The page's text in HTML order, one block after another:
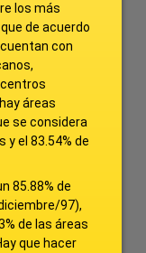
los más
de acuerdo
con
áreas
se considera
y el 83.54% de
85.88% de
97),
de las áreas
que hacer